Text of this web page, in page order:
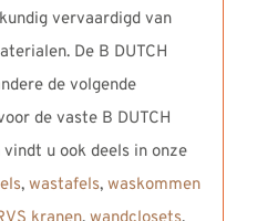
vervaardigd van
De B DUTCH
de volgende
de vaste B DUTCH
u ook deels in onze
, wastafels, waskommen